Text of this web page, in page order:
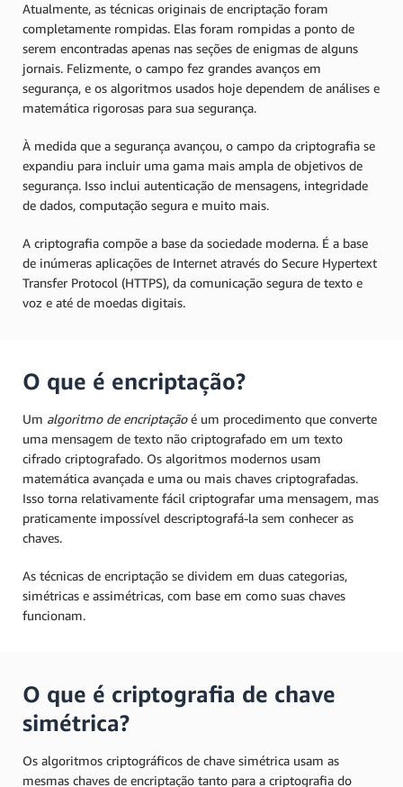
Atualmente, as técnicas originais de encriptação foram
completamente rompidas. Elas foram rompidas a ponto de
serem encontradas apenas nas seções de enigmas de alguns
jornais. Felizmente, o campo fez grandes avanços em
segurança, e os algoritmos usados hoje dependem de análises e
matemática rigorosas para sua segurança.
À medida que a segurança avançou, o campo da criptografia se
expandiu para incluir uma gama mais ampla de objetivos de
segurança. Isso inclui autenticação de mensagens, integridade
de dados, computação segura e muito mais.
A criptografia compõe a base da sociedade moderna. É a base
de inúmeras aplicações de Internet através do Secure Hypertext
Transfer Protocol (HTTPS), da comunicação segura de texto e
voz e até de moedas digitais.
O que é encriptação?
Um algoritmo de encriptaçãoé um procedimento que converte
uma mensagem de texto não criptografado em um texto
cifrado criptografado. Os algoritmos modernos usam
matemática avançada e uma ou mais chaves criptografadas.
Isso torna relativamente fácil criptografar uma mensagem, mas
praticamente impossível descriptografá-la sem conhecer as
chaves.
As técnicas de encriptação se dividem em duas categorias,
simétricas e assimétricas, com base em como suas chaves
funcionam.
O que é criptografia de chave
simétrica?
Os algoritmos criptográficos de chave simétrica usam as
mesmas chaves de encriptação tanto para a criptografia do